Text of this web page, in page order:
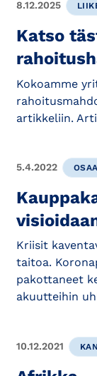
8.12.2025
Katso
Kokoamme
artikkeliin.
5.4.2022
Kriisit
taitoa.
pakottaneet
akuutteihin
10.12.2021